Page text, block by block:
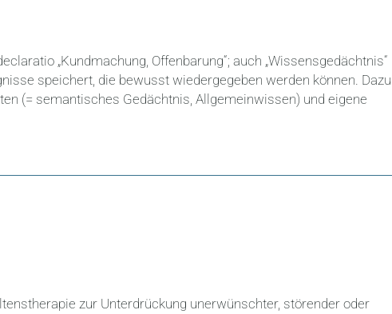
„Kundmachung, Offenbarung“; auch „Wissensgedächtnis“
speichert, die bewusst wiedergegeben werden können. Dazu
(= semantisches Gedächtnis, Allgemeinwissen) und eigene
zur Unterdrückung unerwünschter, störender oder